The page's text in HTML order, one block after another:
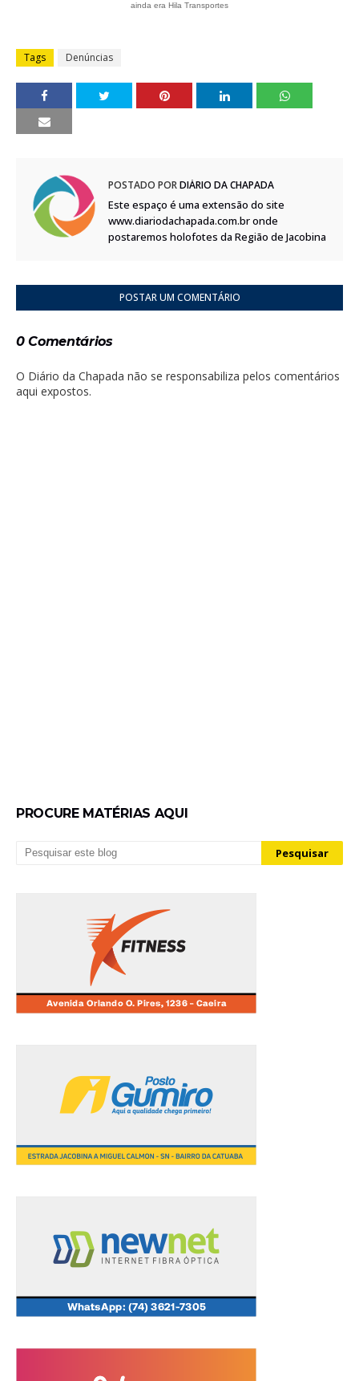
ainda era Hila Transportes
Tags Denúncias
POSTADO PORDIÁRIO DA CHAPADA
Este espaço é uma extensão do site
www.diariodachapada.com.br onde
postaremos holofotes da Região de Jacobina
POSTAR UM COMENTÁRIO
0 Comentários
O Diário da Chapada não se responsabiliza pelos comentários
aqui expostos.
PROCURE MATÉRIAS AQUI